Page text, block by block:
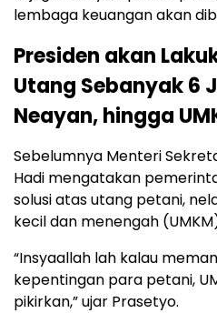
lembaga keuangan akan
Presiden akan
Utang Sebanyak 6
Neayan, hingga
Sebelumnya Menteri
Hadi mengatakan
solusi atas utang petani,
kecil dan menengah
“Insyaallah lah kalau
kepentingan para petani,
pikirkan,” ujar Prasetyo.